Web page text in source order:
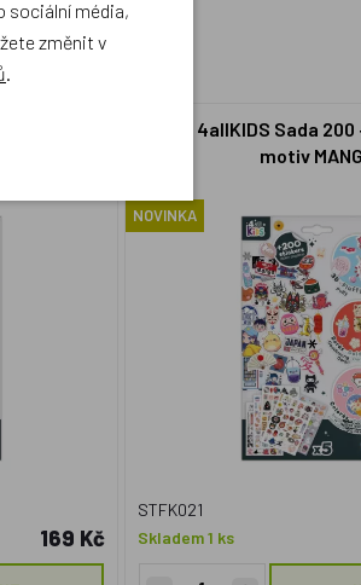
-
169 Kč
BUKI 4allKIDS Sada
motiv
NOVINKA
STFK021
Skladem 1 ks
sociální média,
změnit v
.